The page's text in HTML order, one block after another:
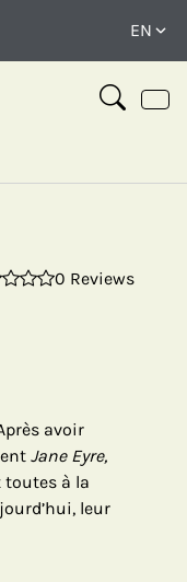
0 Reviews
avoir
Jane Eyre,
toutes à la
leur